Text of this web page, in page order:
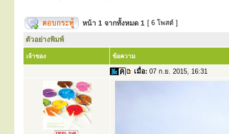
หน้า 1 จากทั้งหมด 1 [ 6 โพสต์ ]
ตัวอย่างพิมพ์
เจ้าของ ข้อความ
เมื่อ: 07 ก.ย. 2015, 16:31